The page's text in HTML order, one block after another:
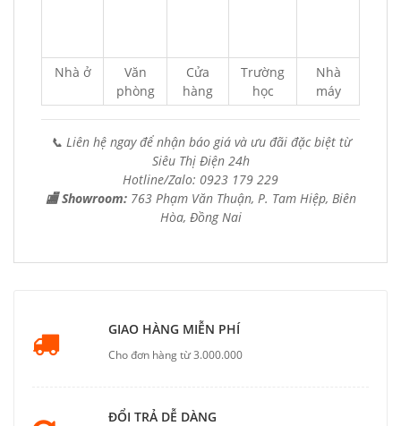
Nhà ở
Văn
phòng
Cửa
hàng
Trường
học
Nhà
máy
📞 Liên hệ ngay để nhận báo giá và ưu đãi đặc biệt từ
Siêu Thị Điện 24h
Hotline/Zalo: 0923 179 229
🏬 Showroom: 763 Phạm Văn Thuận, P. Tam Hiệp, Biên
Hòa, Đồng Nai
GIAO HÀNG MIỄN PHÍ
Cho đơn hàng từ 3.000.000
ĐỔI TRẢ DỄ DÀNG